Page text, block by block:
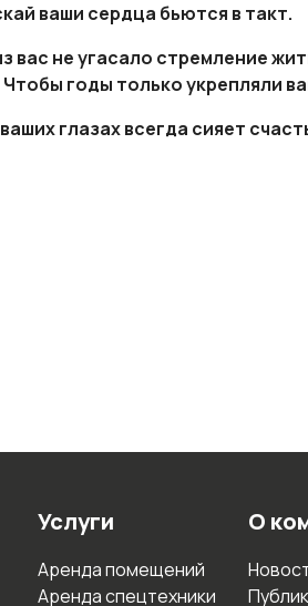
ваши сердца бьются в такт.
вас не угасало стремление
годы только укрепляли
глазах всегда сияет
Услуги
Аренда помещений
Аренда спецтехники
О